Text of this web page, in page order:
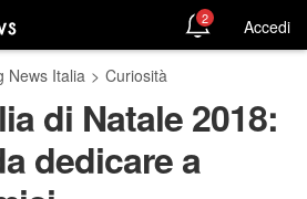
2 Accedi
News Italia > Curiosità
di Natale 2018:
dedicare a